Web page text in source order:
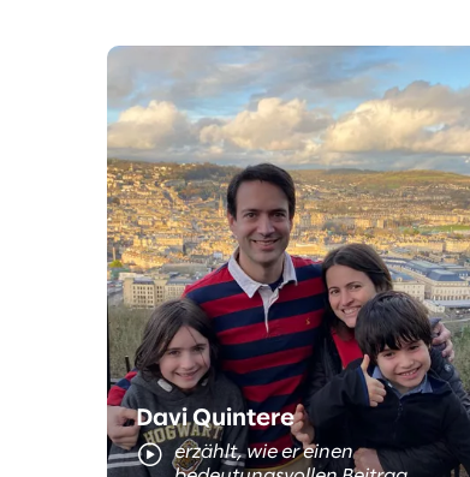
Das ist Davi
Davi Quintere
erzählt, wie er einen